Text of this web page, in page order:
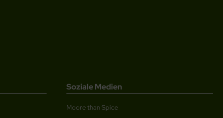
Soziale Medien
Moore than Spice